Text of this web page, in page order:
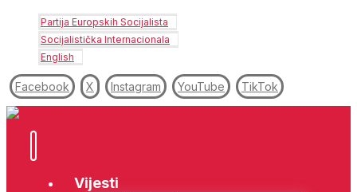
Partija Europskih Socijalista
Socijalistička Internacionala
English
Facebook X Instagram YouTube TikTok
Vijesti